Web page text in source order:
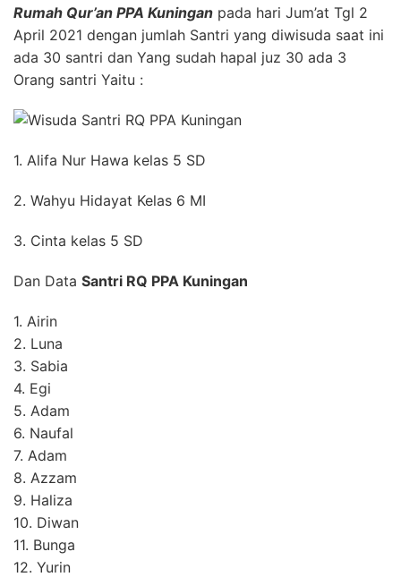
Rumah Qur’an PPA Kuningan pada hari Jum’at Tgl 2
April 2021 dengan jumlah Santri yang diwisuda saat ini
ada 30 santri dan Yang sudah hapal juz 30 ada 3
Orang santri Yaitu :
1. Alifa Nur Hawa kelas 5 SD
2. Wahyu Hidayat Kelas 6 MI
3. Cinta kelas 5 SD
Dan Data Santri RQ PPA Kuningan
1. Airin
2. Luna
3. Sabia
4. Egi
5. Adam
6. Naufal
7. Adam
8. Azzam
9. Haliza
10. Diwan
11. Bunga
12. Yurin